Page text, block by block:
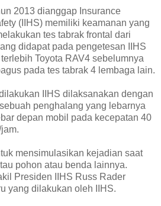
2013 dianggap Insurance
(IIHS) memiliki keamanan yang
tes tabrak frontal dari
didapat pada pengetesan IIHS
Toyota RAV4 sebelumnya
pada tes tabrak 4 lembaga lain.
IIHS dilaksanakan dengan
penghalang yang lebarnya
depan mobil pada kecepatan 40
mensimulasikan kejadian saat
pohon atau benda lainnya.
Presiden IIHS Russ Rader
yang dilakukan oleh IIHS.